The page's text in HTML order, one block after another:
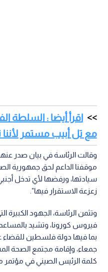
اقرأ أيضا : السلطة
مع تل أبيب مستمر
وقالت الرئاسة في بيان صدر
موقفنا الداعم لحق جمهورية
سيادتها، ورفضها لأي تدخل
زعزعة الاستقرار فيها".
وتثمن الرئاسة، الجهود الكبيرة
فيروس كورونا، وتشيد
بما فيها دولة فلسطين للقضاء
جمعاء، وإقامة مجتمع الصحة
كلمة الرئيس الصيني في مؤتمر